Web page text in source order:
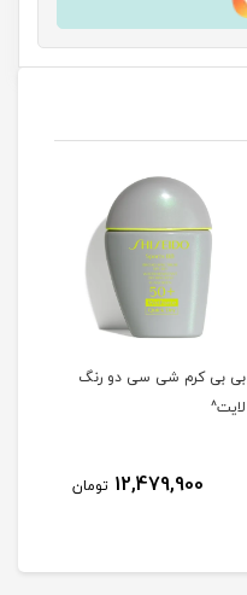
بی بی کرم شی سی دو رنگ
لایت^
12,479,900 تومان